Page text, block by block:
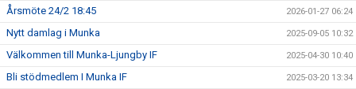
Årsmöte 24/2 18:45 2026-01-27 06:24
Nytt damlag i Munka 2025-09-05 10:32
Välkommen till Munka-Ljungby IF 2025-04-30 10:40
Bli stödmedlem I Munka IF 2025-03-20 13:34